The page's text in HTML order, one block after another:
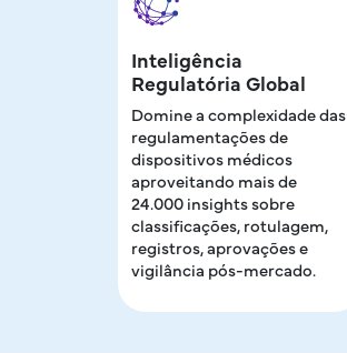
Inteligência
Regulatória Global
Domine a complexidade das
regulamentações de
dispositivos médicos
aproveitando mais de
24.000 insights sobre
classificações, rotulagem,
registros, aprovações e
vigilância pós-mercado.